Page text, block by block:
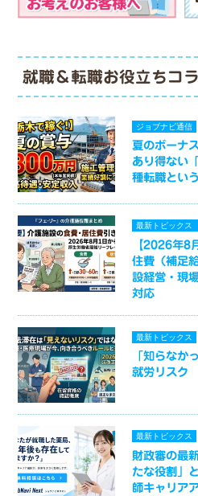
就職＆転職お役立ちコ
ジョブナビ通信
夏のボーナ
あり得ない
種転職とい
最新トピックス
【2026年8
住費（補足
設経営・現
対応
最新トピックス
「知らなか
就労リスク
最新トピックス
財政審の最
たな役割」
師キャリア